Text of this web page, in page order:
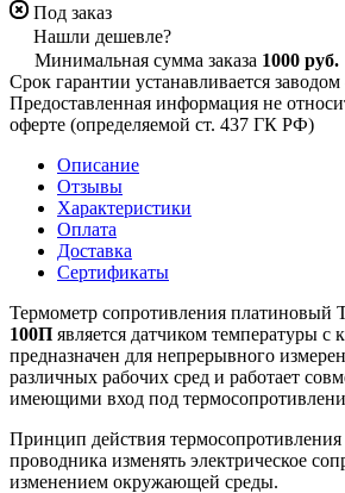
Под заказ
Нашли дешевле?
Минимальная сумма заказа 1000 руб.
Срок гарантии устанавливается
Предоставленная информация не
оферте (определяемой ст. 437 ГК РФ)
Описание
Отзывы
Характеристики
Оплата
Доставка
Сертификаты
Термометр сопротивления
100П является датчиком температуры
предназначен для непрерывного
различных рабочих сред и работает
имеющими вход под
Принцип действия термосопротивления
проводника изменять электрическое
изменением окружающей среды.